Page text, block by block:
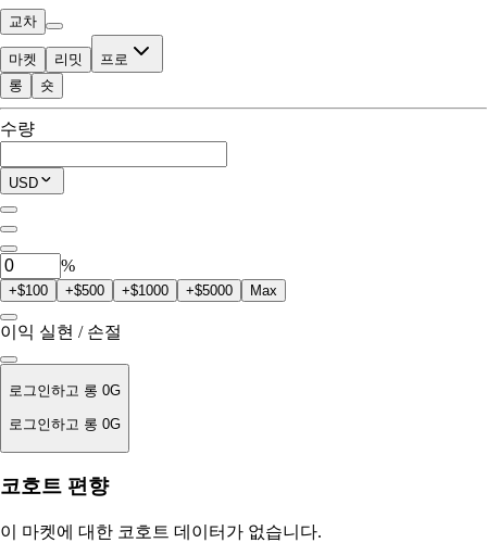
교차
마켓 리밋 프로
거래 가능
$0.00
현재 포지션
0 0G
롱 숏
수량
USD
%
+$100 +$500 +$1000 +$5000 Max
이익 실현 / 손절
로그인하고 롱 0G
로그인하고 롱 0G
청산가
해당 없음
코호트 편향
이 마켓에 대한 코호트 데이터가 없습니다.